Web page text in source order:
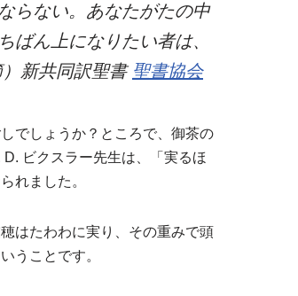
らない。あなたがたの中
ばん上になりたい者は、
新共同訳聖書 聖書協会
でしょうか？ところで、御茶の
ビクスラー先生は、「実るほ
れました。
はたわわに実り、その重みで頭
うことです。